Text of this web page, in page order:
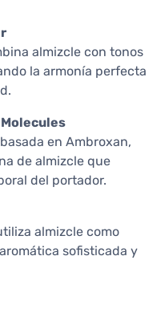
almizcle con tonos
la armonía perfecta
en Ambroxan,
de almizcle que
del portador.
almizcle como
sofisticada y